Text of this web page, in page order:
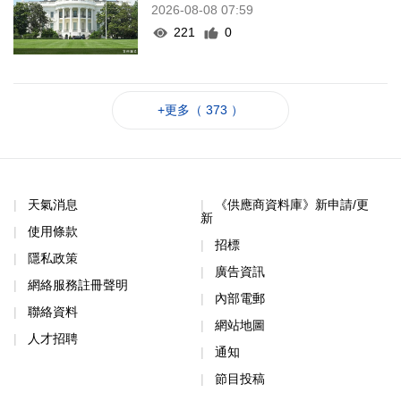
2026-08-08 07:59
221
0
+更多（ 373 ）
天氣消息
使用條款
隱私政策
網絡服務註冊聲明
聯絡資料
人才招聘
《供應商資料庫》新申請/更
新
招標
廣告資訊
內部電郵
網站地圖
通知
節目投稿